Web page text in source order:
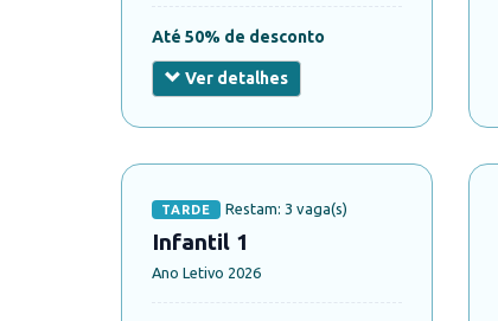
Até 50% de desconto
Ver detalhes
TARDE Restam: 3 vaga(s)
Infantil 1
Ano Letivo 2026